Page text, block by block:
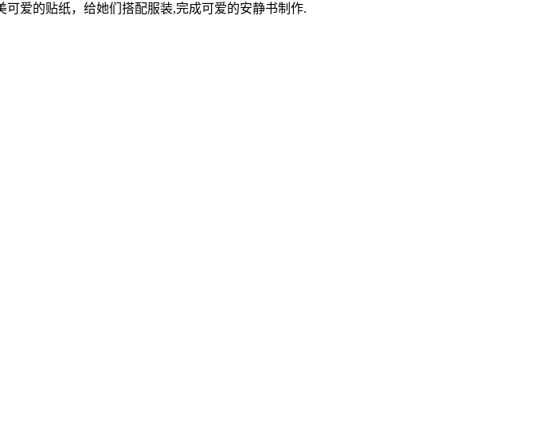
爱的贴纸，给她们搭配服装,完成可爱的安静书制作.